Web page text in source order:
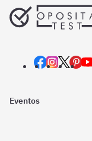
Eventos